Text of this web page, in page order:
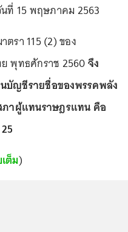
ที่ 15 พฤษภาคม 2563
รา 115 (2) ของ
พุทธศักราช 2560จึง
บัญชีรายชื่อของพรรคพลัง
ภาผู้แทนราษฎรแทน คือ
ต็ม)